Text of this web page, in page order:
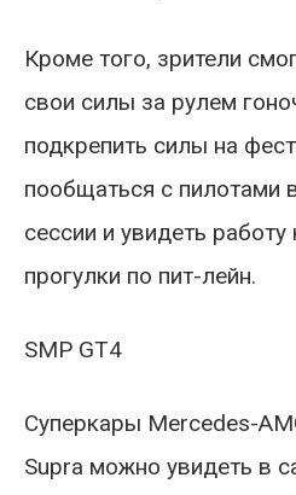
Кроме того, зрители
свои силы за рулем
подкрепить силы на
пообщаться с пилотами
сессии и увидеть
прогулки по пит-лейн.
SMP GT4
Суперкары Mercedes-
Supra можно увидеть в